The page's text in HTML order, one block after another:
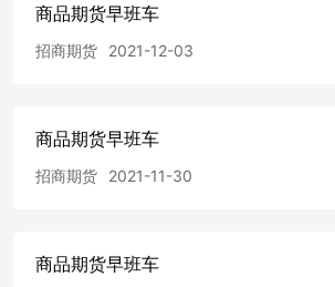
设，不同假设可能导致分析结果出现
容和意见仅供参考，并不构成对所述
本报告作为投资决策的唯一参考因素
商期货及其员工不对使用本报告及其
商品期货早班车
招商期货 2021-12-03
商品期货早班车
招商期货 2021-11-30
商品期货早班车